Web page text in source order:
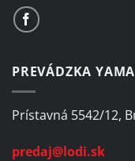
PREVÁDZKA
Prístavná 5542/12,
predaj@lodi.sk